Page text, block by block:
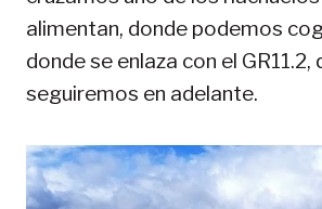
alimentan, donde podemos
donde se enlaza con el GR11.2,
seguiremos en adelante.